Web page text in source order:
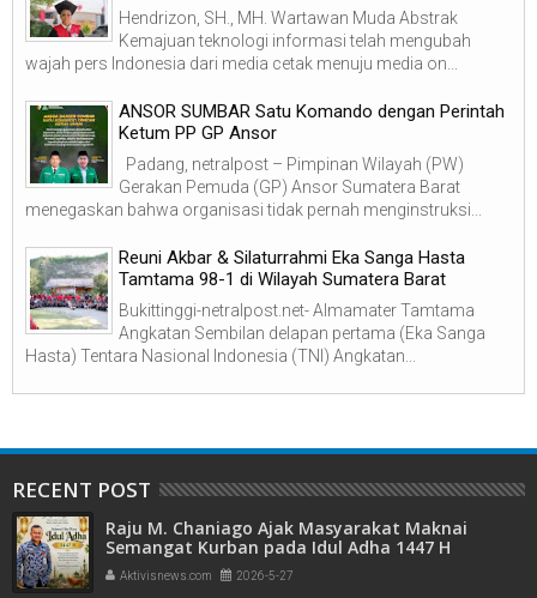
Hendrizon, SH., MH. Wartawan Muda Abstrak
Kemajuan teknologi informasi telah mengubah
wajah pers Indonesia dari media cetak menuju media on...
ANSOR SUMBAR Satu Komando dengan Perintah
Ketum PP GP Ansor
Padang, netralpost – Pimpinan Wilayah (PW)
Gerakan Pemuda (GP) Ansor Sumatera Barat
menegaskan bahwa organisasi tidak pernah menginstruksi...
Reuni Akbar & Silaturrahmi Eka Sanga Hasta
Tamtama 98-1 di Wilayah Sumatera Barat
Bukittinggi-netralpost.net- Almamater Tamtama
Angkatan Sembilan delapan pertama (Eka Sanga
Hasta) Tentara Nasional Indonesia (TNI) Angkatan...
RECENT POST
Raju M. Chaniago Ajak Masyarakat Maknai
Semangat Kurban pada Idul Adha 1447 H
Aktivisnews.com 2026-5-27